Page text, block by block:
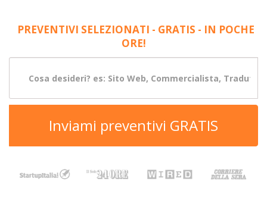
PREVENTIVI SELEZIONATI - GRATIS - IN POCHE
ORE!
Inviami preventivi GRATIS